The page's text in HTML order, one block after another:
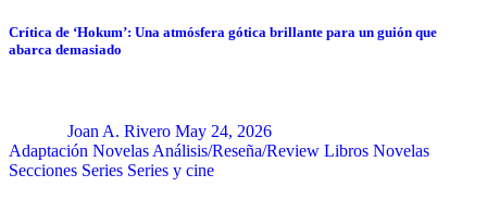
Crítica de ‘Hokum’: Una atmósfera gótica brillante para un guión que
abarca demasiado
Joan A. Rivero May 24, 2026
Adaptación Novelas Análisis/Reseña/Review Libros Novelas
Secciones Series Series y cine